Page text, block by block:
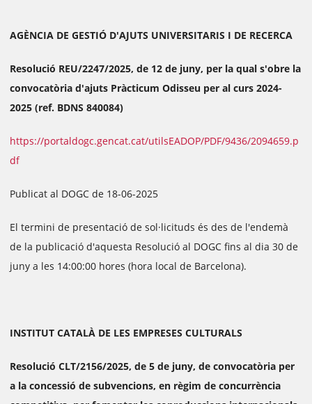
AGÈNCIA DE GESTIÓ D'AJUTS UNIVERSITARIS I DE RECERCA
Resolució REU/2247/2025, de 12 de juny, per la qual s'obre la
convocatòria d'ajuts Pràcticum Odisseu per al curs 2024-
2025 (ref. BDNS 840084)
https://portaldogc.gencat.cat/utilsEADOP/PDF/9436/2094659.p
df
Publicat al DOGC de 18-06-2025
El termini de presentació de sol·licituds és des de l'endemà
de la publicació d'aquesta Resolució al DOGC fins al dia 30 de
juny a les 14:00:00 hores (hora local de Barcelona).
INSTITUT CATALÀ DE LES EMPRESES CULTURALS
Resolució CLT/2156/2025, de 5 de juny, de convocatòria per
a la concessió de subvencions, en règim de concurrència